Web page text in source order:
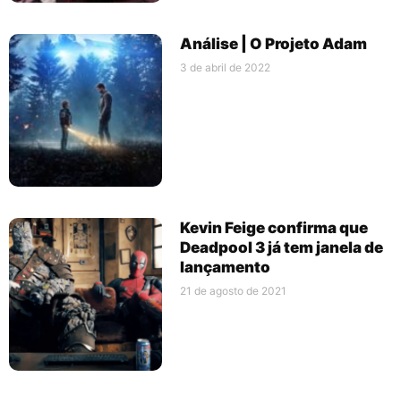
Análise | O Projeto Adam
3 de abril de 2022
Kevin Feige confirma que
Deadpool 3 já tem janela de
lançamento
21 de agosto de 2021